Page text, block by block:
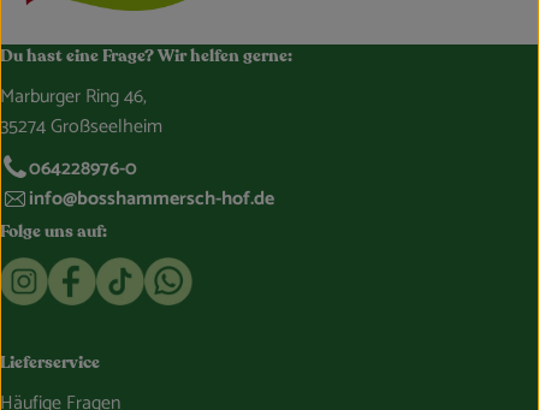
Du hast eine Frage? Wir helfen gerne:
Marburger Ring 46,
35274 Großseelheim
064228976-0
info@bosshammersch-hof.de
Folge uns auf:
Externer Link zu https://www.instagram.com/
Externer Link zu https://www.facebook.com/
Externer Link zu https://www.tiktok.com/
Externer Link zu https://whatsapp.com/
Lieferservice
Häufige Fragen